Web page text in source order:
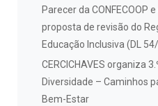
Parecer da CONFECOOP
proposta de revisão do
Educação Inclusiva (DL
CERCICHAVES organiza
Diversidade – Caminhos
Bem-Estar